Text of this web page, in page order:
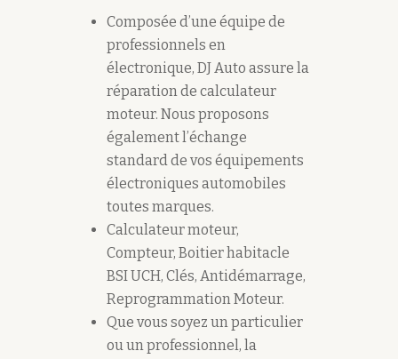
Composée d’une équipe de
professionnels en
électronique, DJ Auto assure la
réparation de calculateur
moteur. Nous proposons
également l’échange
standard de vos équipements
électroniques automobiles
toutes marques.
Calculateur moteur,
Compteur, Boitier habitacle
BSI UCH, Clés, Antidémarrage,
Reprogrammation Moteur.
Que vous soyez un particulier
ou un professionnel, la